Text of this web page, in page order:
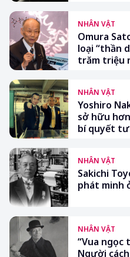
NHÂN VẬT
Omura
loại “thần
trăm triệu
NHÂN VẬT
Yoshiro
sở hữu
bí quyết
NHÂN VẬT
Sakichi
phát minh
NHÂN VẬT
“Vua ngọc
Người